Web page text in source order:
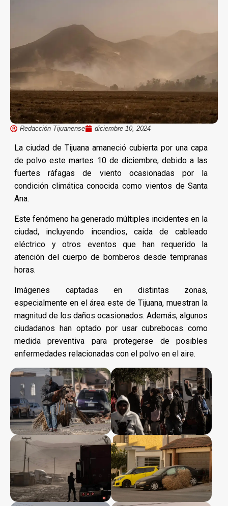
Redacción Tijuanense diciembre 10, 2024
La ciudad de Tijuana amaneció cubierta por una capa
de polvo este martes 10 de diciembre, debido a las
fuertes ráfagas de viento ocasionadas por la
condición climática conocida como vientos de Santa
Ana.
Este fenómeno ha generado múltiples incidentes en la
ciudad, incluyendo incendios, caída de cableado
eléctrico y otros eventos que han requerido la
atención del cuerpo de bomberos desde tempranas
horas.
Imágenes captadas en distintas zonas,
especialmente en el área este de Tijuana, muestran la
magnitud de los daños ocasionados. Además, algunos
ciudadanos han optado por usar cubrebocas como
medida preventiva para protegerse de posibles
enfermedades relacionadas con el polvo en el aire.